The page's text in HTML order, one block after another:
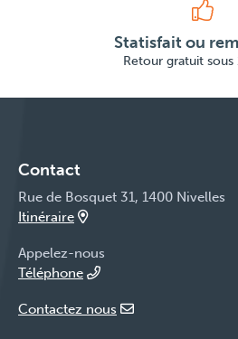
Statisfait ou
Retour gratuit sous
Contact
Rue de Bosquet 31, 1400 Nivelles
Itinéraire
Appelez-nous
Téléphone
Contactez nous